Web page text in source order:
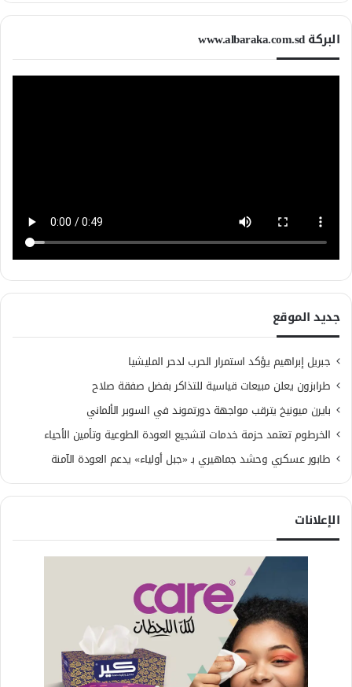
البركة www.albaraka.com.sd
جديد الموقع
جبريل إبراهيم يؤكد استمرار الحرب لدحر المليشيا
طرابزون يعلن مبيعات قياسية للتذاكر بفضل صفقة صلاح
بايرن ميونيخ يترقب مواجهة دورتموند في السوبر الألماني
الخرطوم تعتمد حزمة خدمات لتشجيع العودة الطوعية وتأمين الأحياء
طابور عسكري وحشد جماهيري بـ «جبل أولياء» يدعم العودة الآمنة
الإعلانات